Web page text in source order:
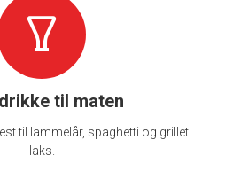
til maten
til lammelår, spaghetti og grillet
laks.